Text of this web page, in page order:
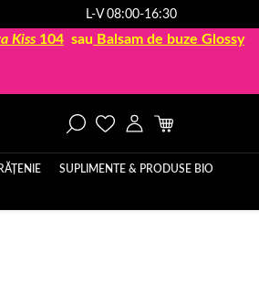
L-V 08:00-16:30
Kiss 104 sau Balsam de buze Glossy
SUPLIMENTE & PRODUSE BIO